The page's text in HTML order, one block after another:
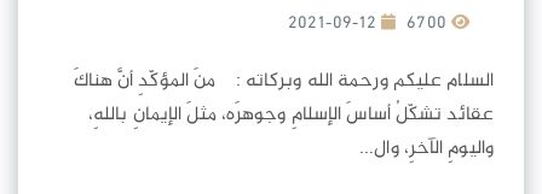
2021-09-12
السلام عليكم ورحمة الله وبركاته : منَ المؤكّدِ أنَّ هناكَ
عقائد تشكّلُ أساسَ الإسلامِ وجوهرَه، مثلَ الإيمانِ باللهِ،
واليومِ الآخرِ، وال...